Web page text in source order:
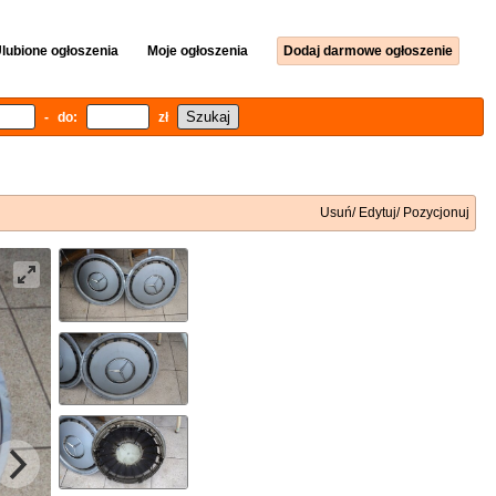
ogłoszenia Moje ogłoszenia Dodaj darmowe ogłoszenie
- do: zł
Usuń/ Edytuj/ Pozycjonuj